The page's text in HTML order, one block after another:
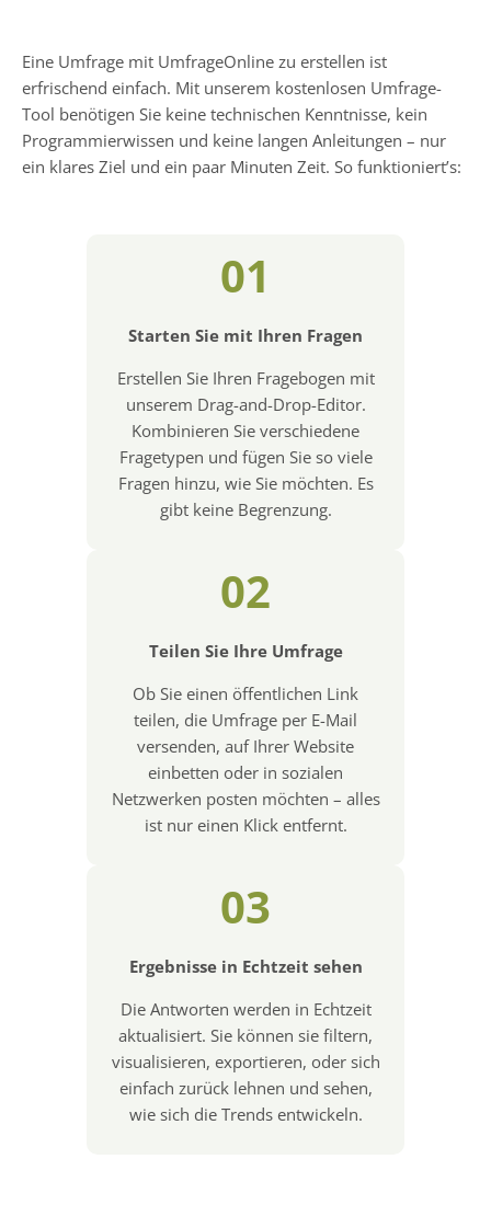
Eine Umfrage mit UmfrageOnline zu erstellen ist
erfrischend einfach. Mit unserem kostenlosen Umfrage-
Tool benötigen Sie keine technischen Kenntnisse, kein
Programmierwissen und keine langen Anleitungen – nur
ein klares Ziel und ein paar Minuten Zeit. So funktioniert’s:
01
Starten Sie mit Ihren Fragen
Erstellen Sie Ihren Fragebogen mit
unserem Drag-and-Drop-Editor.
Kombinieren Sie verschiedene
Fragetypen und fügen Sie so viele
Fragen hinzu, wie Sie möchten. Es
gibt keine Begrenzung.
02
Teilen Sie Ihre Umfrage
Ob Sie einen öffentlichen Link
teilen, die Umfrage per E-Mail
versenden, auf Ihrer Website
einbetten oder in sozialen
Netzwerken posten möchten – alles
ist nur einen Klick entfernt.
03
Ergebnisse in Echtzeit sehen
Die Antworten werden in Echtzeit
aktualisiert. Sie können sie filtern,
visualisieren, exportieren, oder sich
einfach zurück lehnen und sehen,
wie sich die Trends entwickeln.